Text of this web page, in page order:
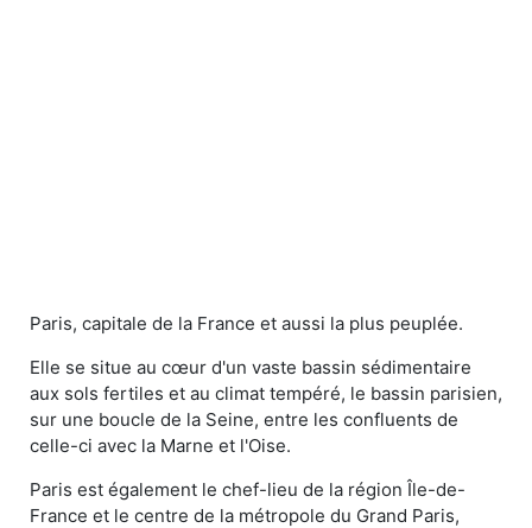
Paris, capitale de la France et aussi la plus peuplée.
Elle se situe au cœur d'un vaste bassin sédimentaire
aux sols fertiles et au climat tempéré, le bassin parisien,
sur une boucle de la Seine, entre les confluents de
celle-ci avec la Marne et l'Oise.
Paris est également le chef-lieu de la région Île-de-
France et le centre de la métropole du Grand Paris,